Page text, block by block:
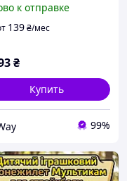
с USB
5 режимов
к отправке
139₴/мес
₴
Купить
99%